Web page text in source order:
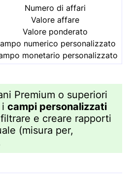
Numero di affari
Valore affare
Valore ponderato
numerico personalizzato
monetario personalizzato
Premium o superiori
campi personalizzati
e creare rapporti
(misura per,